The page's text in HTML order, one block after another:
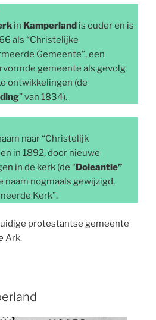
in Kamperland is ouder en is
als “Christelijke
Gemeente”, een
gemeente als gevolg
ontwikkelingen (de
” van 1834).
naar “Christelijk
in 1892, door nieuwe
in de kerk (de “ Doleantie”
naam nogmaals gewijzigd,
Kerk”.
protestantse gemeente
Ark.